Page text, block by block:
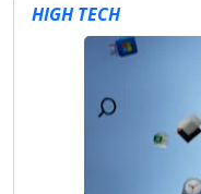
HIGH TECH